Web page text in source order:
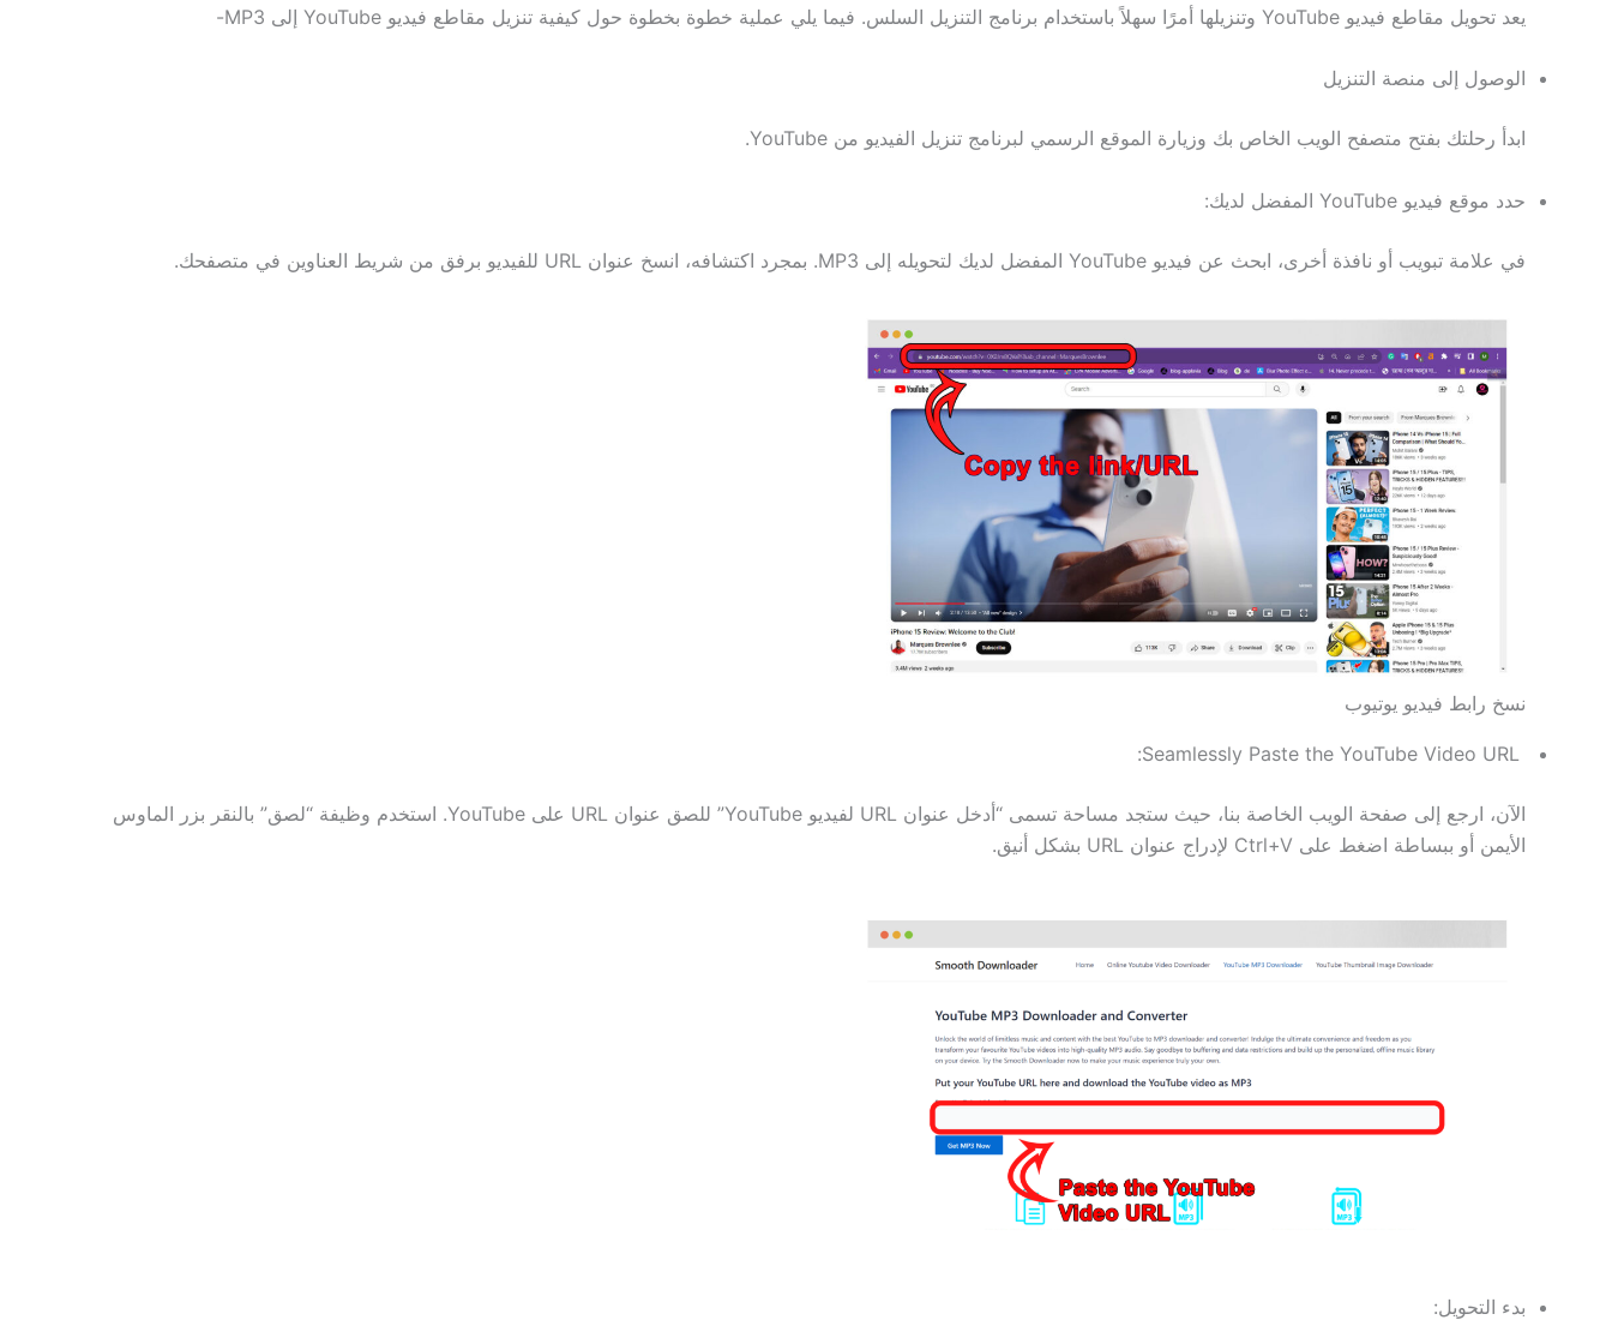
يعد تحويل مقاطع فيديو YouTube وتنزيلها أمرًا سهلاً باستخدام برنامج التنزيل السلس. فيما يلي عملية خطوة بخطوة حول كيفية تنزيل مقاطع فيديو YouTube إلى MP3-
الوصول إلى منصة التنزيل
ابدأ رحلتك بفتح متصفح الويب الخاص بك وزيارة الموقع الرسمي لبرنامج تنزيل الفيديو من YouTube.
حدد موقع فيديو YouTube المفضل لديك:
في علامة تبويب أو نافذة أخرى، ابحث عن فيديو YouTube المفضل لديك لتحويله إلى MP3. بمجرد اكتشافه، انسخ عنوان URL للفيديو برفق من شريط العناوين في متصفحك.
نسخ رابط فيديو يوتيوب
الآن، ارجع إلى صفحة الويب الخاصة بنا، حيث ستجد مساحة تسمى “أدخل عنوان URL لفيديو YouTube” للصق عنوان URL على YouTube. استخدم وظيفة “لصق” بالنقر بزر الماوس
الأيمن أو ببساطة اضغط على Ctrl+V لإدراج عنوان URL بشكل أنيق.
بدء التحويل: